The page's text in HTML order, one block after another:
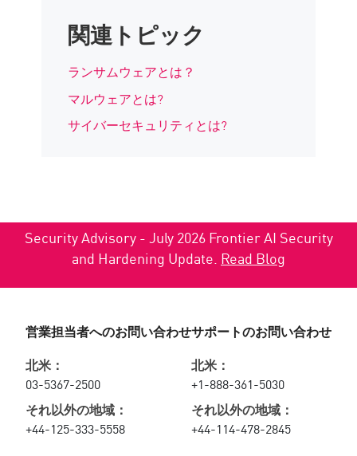
関連トピック
ランサムウェアとは？
マルウェアとは?
サイバーセキュリティとは?
Security Advisory - July 2026 Frontier AI Security
and Hardening Update. Read Blog
営業担当者へのお問い合わせ
北米：
03-5367-2500
それ以外の地域：
+44-125-333-5558
サポートのお問い合わせ
北米：
+1-888-361-5030
それ以外の地域：
+44-114-478-2845